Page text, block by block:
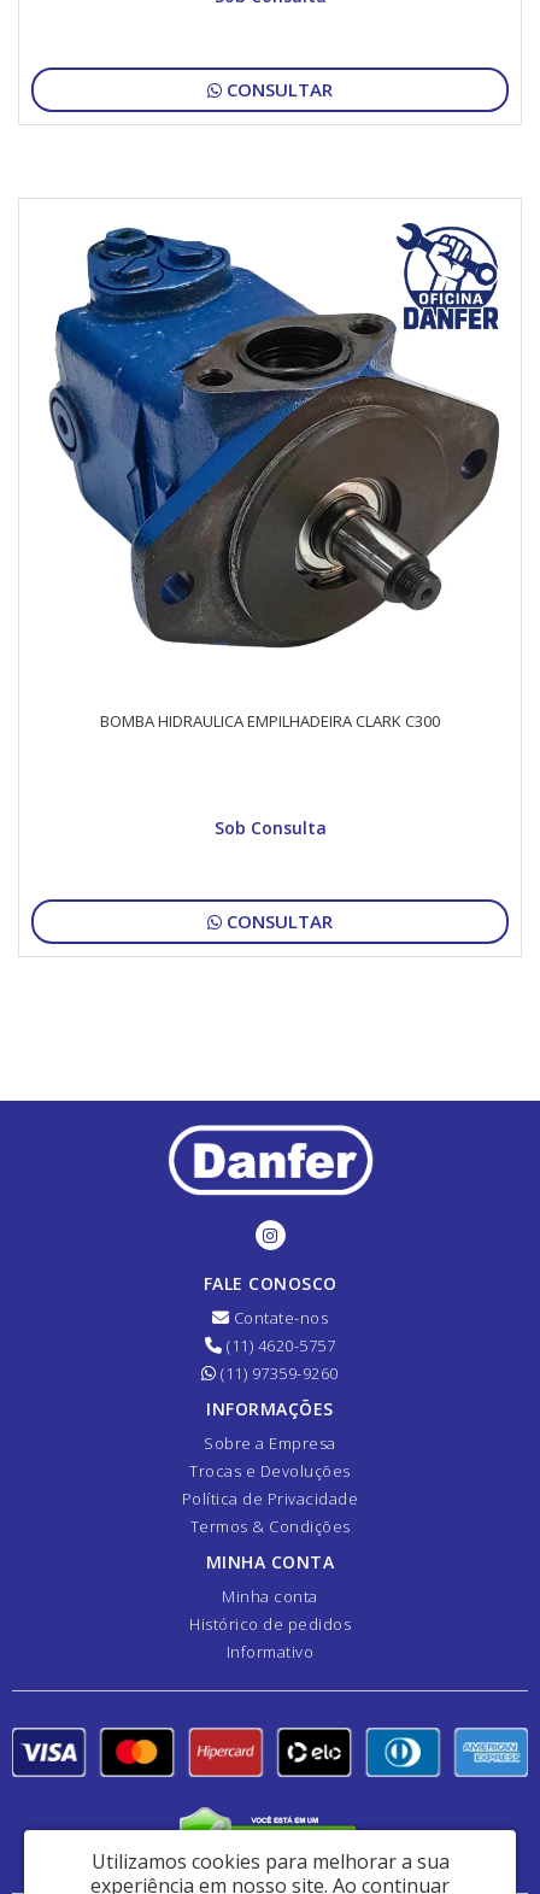
CONSULTAR
BOMBA HIDRAULICA EMPILHADEIRA CLARK C300
Sob Consulta
CONSULTAR
FALE CONOSCO
Contate-nos
(11) 4620-5757
(11) 97359-9260
INFORMAÇÕES
Sobre a Empresa
Trocas e Devoluções
Política de Privacidade
Termos & Condições
MINHA CONTA
Minha conta
Histórico de pedidos
Informativo
Utilizamos cookies para melhorar a sua
experiência em nosso site. Ao continuar